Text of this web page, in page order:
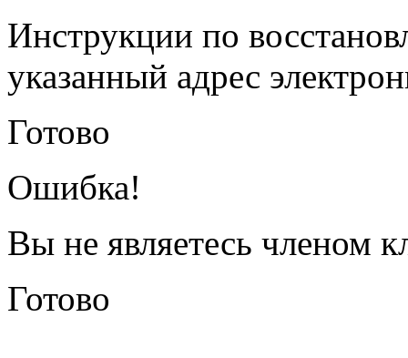
Инструкции по
указанный адрес
Готово
Ошибка!
Вы не являетесь членом
Готово